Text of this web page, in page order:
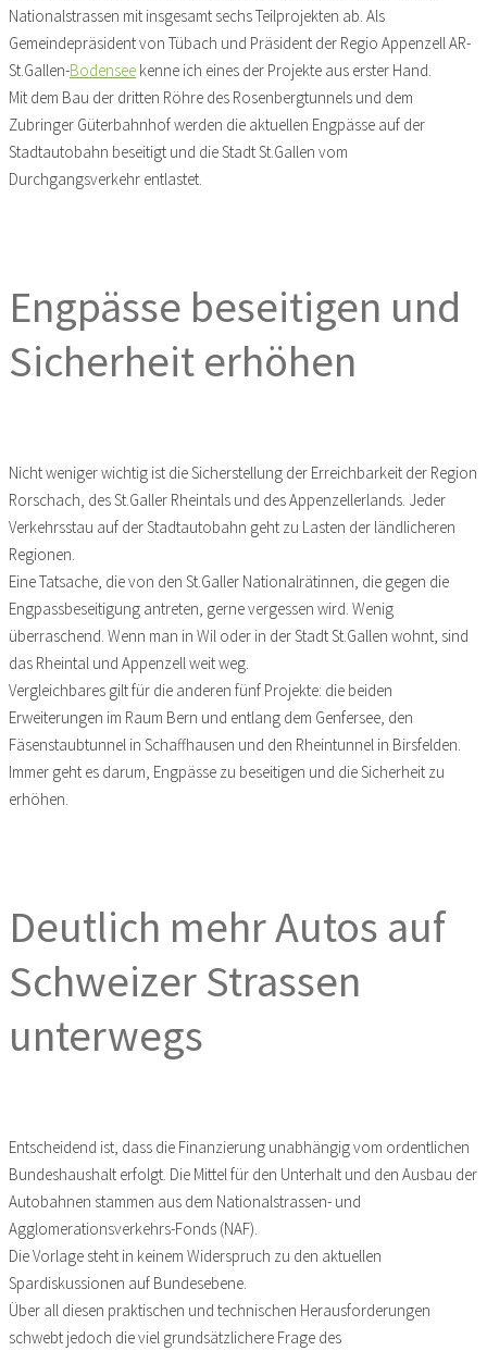
Nationalstrassen mit insgesamt sechs Teilprojekten ab. Als
Gemeindepräsident von Tübach und Präsident der Regio Appenzell AR-
St.Gallen-Bodensee kenne ich eines der Projekte aus erster Hand.
Mit dem Bau der dritten Röhre des Rosenbergtunnels und dem
Zubringer Güterbahnhof werden die aktuellen Engpässe auf der
Stadtautobahn beseitigt und die Stadt St.Gallen vom
Durchgangsverkehr entlastet.
Engpässe beseitigen und
Sicherheit erhöhen
Nicht weniger wichtig ist die Sicherstellung der Erreichbarkeit der Region
Rorschach, des St.Galler Rheintals und des Appenzellerlands. Jeder
Verkehrsstau auf der Stadtautobahn geht zu Lasten der ländlicheren
Regionen.
Eine Tatsache, die von den St.Galler Nationalrätinnen, die gegen die
Engpassbeseitigung antreten, gerne vergessen wird. Wenig
überraschend. Wenn man in Wil oder in der Stadt St.Gallen wohnt, sind
das Rheintal und Appenzell weit weg.
Vergleichbares gilt für die anderen fünf Projekte: die beiden
Erweiterungen im Raum Bern und entlang dem Genfersee, den
Fäsenstaubtunnel in Schaffhausen und den Rheintunnel in Birsfelden.
Immer geht es darum, Engpässe zu beseitigen und die Sicherheit zu
erhöhen.
Deutlich mehr Autos auf
Schweizer Strassen
unterwegs
Entscheidend ist, dass die Finanzierung unabhängig vom ordentlichen
Bundeshaushalt erfolgt. Die Mittel für den Unterhalt und den Ausbau der
Autobahnen stammen aus dem Nationalstrassen- und
Agglomerationsverkehrs-Fonds (NAF).
Die Vorlage steht in keinem Widerspruch zu den aktuellen
Spardiskussionen auf Bundesebene.
Über all diesen praktischen und technischen Herausforderungen
schwebt jedoch die viel grundsätzlichere Frage des